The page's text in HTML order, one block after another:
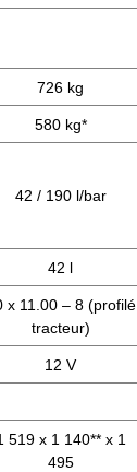
726 kg
580 kg*
42 / 190 l/bar
42 l
x 11.00 – 8 (profilé
tracteur)
12 V
519 x 1 140** x 1
495